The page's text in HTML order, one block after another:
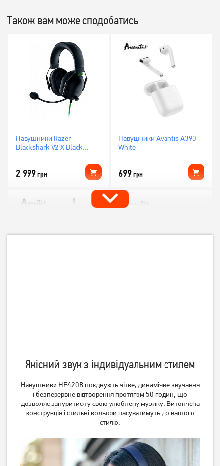
Також вам може сподобатись
Навушники Razer
Blackshark V2 X Black
2 999грн
Навушники Avantis A390
White
699грн
Навушники Panasonic RB-
HX220BEE-K Black
Навушники Panasonic RP-
HT161E-K Black
Якісний звук з індивідуальним стилем
Навушники HF420B поєднують чітке, динамічне звучання
і безперервне відтворення протягом 50 годин, що
дозволяє зануритися у свою улюблену музику. Витончена
конструкція і стильні кольори пасуватимуть до вашого
стилю.